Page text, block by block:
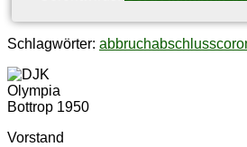
Schlagwörter: abbruchabschluss
Vorstand